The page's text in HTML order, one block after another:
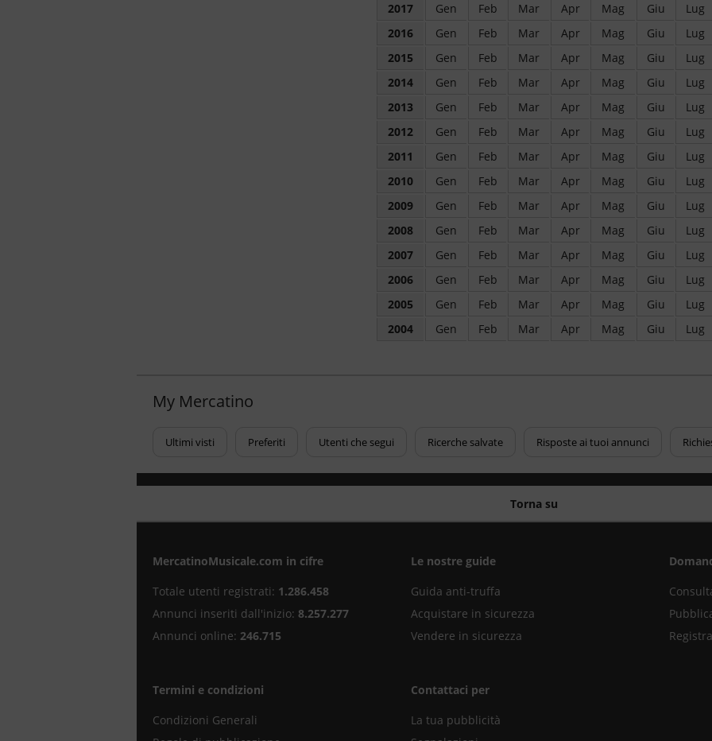
2017
Gen Feb Mar Apr Mag Giu Lug
2016
Gen Feb Mar Apr Mag Giu Lug
2015
Gen Feb Mar Apr Mag Giu Lug
2014
Gen Feb Mar Apr Mag Giu Lug
2013
Gen Feb Mar Apr Mag Giu Lug
2012
Gen Feb Mar Apr Mag Giu Lug
2011
Gen Feb Mar Apr Mag Giu Lug
2010
Gen Feb Mar Apr Mag Giu Lug
2009
Gen Feb Mar Apr Mag Giu Lug
2008
Gen Feb Mar Apr Mag Giu Lug
2007
Gen Feb Mar Apr Mag Giu Lug
2006
Gen Feb Mar Apr Mag Giu Lug
2005
Gen Feb Mar Apr Mag Giu Lug
2004
Gen Feb Mar Apr Mag Giu Lug
My Mercatino
Ultimi visti Preferiti Utenti che segui Ricerche salvate Risposte ai tuoi annunci
Torna su
MercatinoMusicale.com in cifre
Totale utenti registrati: 1.286.458
Annunci inseriti dall'inizio: 8.257.277
Annunci online: 246.715
Le nostre guide
Guida anti-truffa
Acquistare in sicurezza
Vendere in sicurezza
Termini e condizioni
Condizioni Generali
Contattaci per
La tua pubblicità